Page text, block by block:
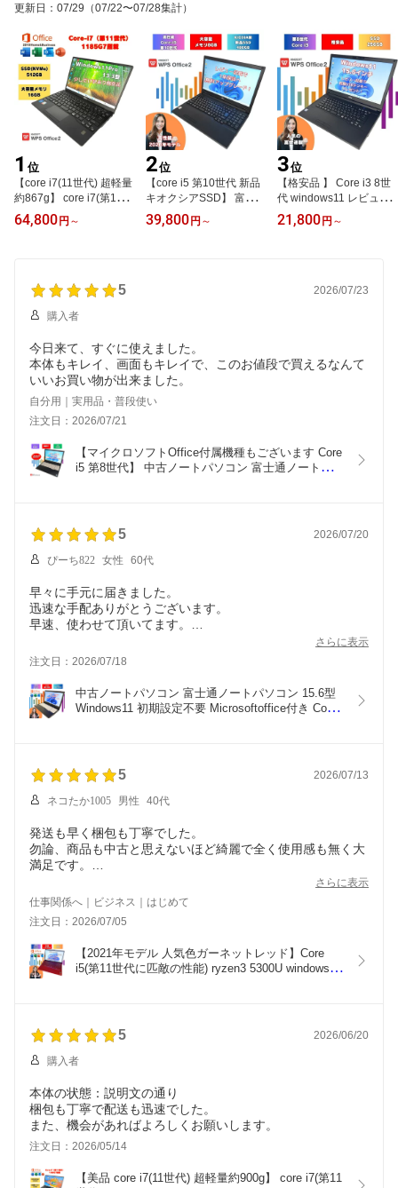
更新日 ： 07/29 （07/22〜07/28集計）
1 位
【core i7(11世代) 超軽量
約867g】 core i7(第11世
代) windows11 モバイル
ノートPC NVMe512GB
6gb-512gb-w1
64,800円 ～
2位
【core i5 第10世代 新品
キオクシアSSD】 富士通
パソコン ノートパソコン
中古 windows11 フルHD
39,800円 ～
3位
【格安品 】 Core i3 8世
代 windows11 レビュー
記載でテンキープレゼン
ト ノートパソコン 設定
付 a579bx-i3-2
21,800円 ～
5 2026/07/23
購入者
今日来て、すぐに使えました。
本体もキレイ、画面もキレイで、このお値段で買えるなんて
いいお買い物が出来ました。
自分用｜実用品・普段使い
注文日：2026/07/21
【マイクロソフトOffice付属機種もございます Core
i5 第8世代】 中古ノートパソコン 富士通ノートパソ
5 2026/07/20
ぴーち822 女性 60代
早々に手元に届きました。
迅速な手配ありがとうございます。
早速、使わせて頂いてます。
本当にサクサク動きます。
また機会がありましたら、何卒よろしくお願い致します。
さらに表示
注文日：2026/07/18
中古ノートパソコン 富士通ノートパソコン 15.6型
Windows11 初期設定不要 Microsoftoffice付き Core
omakase-10th
5 2026/07/13
ネコたか1005 男性 40代
発送も早く梱包も丁寧でした。
勿論、商品も中古と思えないほど綺麗で全く使用感も無く大
満足です。
ありがとうございました!
さらに表示
仕事関係へ｜ビジネス｜はじめて
注文日：2026/07/05
【2021年モデル 人気色ガーネットレッド】Core
i5(第11世代に匹敵の性能) ryzen3 5300U windows11
5 2026/06/20
購入者
本体の状態：説明文の通り
梱包も丁寧で配送も迅速でした。
また、機会があればよろしくお願いします。
注文日：2026/05/14
【美品 core i7(11世代) 超軽量約900g】 core i7(第11